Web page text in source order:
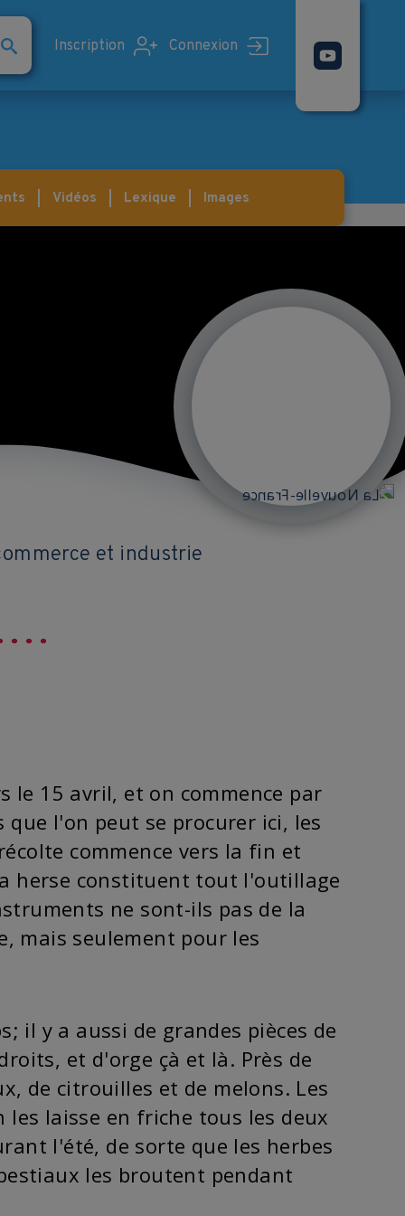
Inscription
Connexion
Vidéos Lexique Images
et industrie
le 15 avril, et on commence par
que l'on peut se procurer ici, les
commence vers la fin et
herse constituent tout l'outillage
ne sont-ils pas de la
mais seulement pour les
il y a aussi de grandes pièces de
et d'orge çà et là. Près de
de citrouilles et de melons. Les
laisse en friche tous les deux
l'été, de sorte que les herbes
les broutent pendant